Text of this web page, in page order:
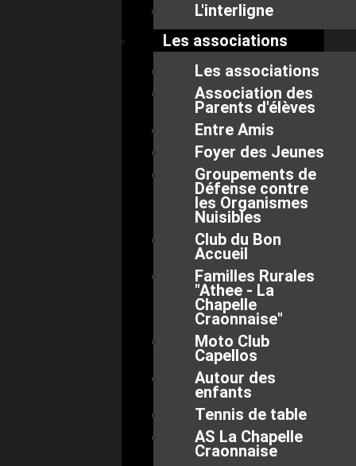
L'interligne
Les associations
Les associations
Association des
Parents d'élèves
Entre Amis
Foyer des Jeunes
Groupements de
Défense contre
les Organismes
Nuisibles
Club du Bon
Accueil
Familles Rurales
"Athee - La
Chapelle
Craonnaise"
Moto Club
Capellos
Autour des
enfants
Tennis de table
AS La Chapelle
Craonnaise